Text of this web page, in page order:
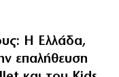
Η Ελλάδα,
επαλήθευση